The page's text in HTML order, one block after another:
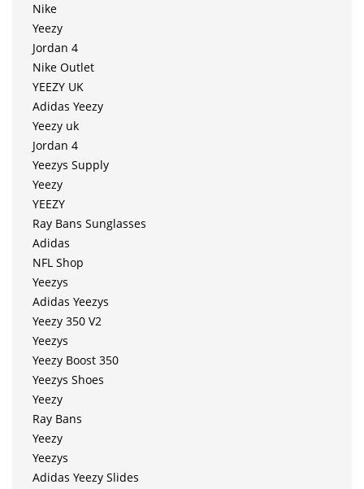
Nike
Yeezy
Jordan 4
Nike Outlet
YEEZY UK
Adidas Yeezy
Yeezy uk
Jordan 4
Yeezys Supply
Yeezy
YEEZY
Ray Bans Sunglasses
Adidas
NFL Shop
Yeezys
Adidas Yeezys
Yeezy 350 V2
Yeezys
Yeezy Boost 350
Yeezys Shoes
Yeezy
Ray Bans
Yeezy
Yeezys
Adidas Yeezy Slides